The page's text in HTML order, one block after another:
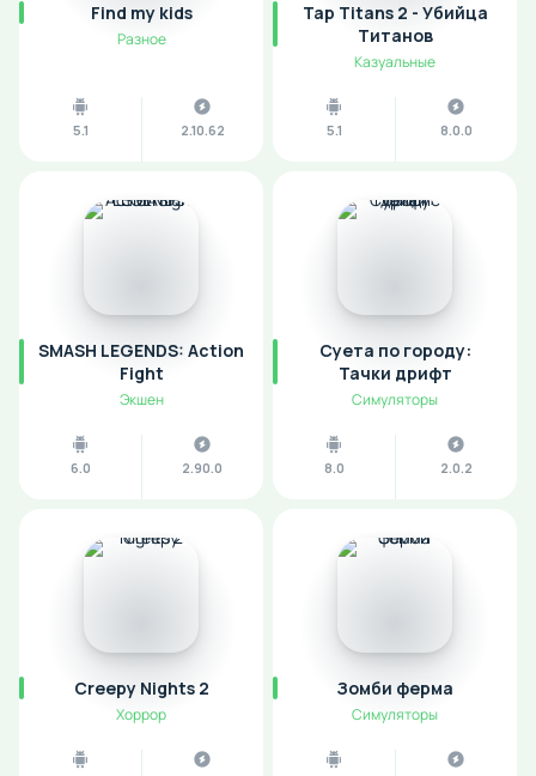
Find my kids
Разное
5.1 2.10.62
Tap Titans 2 - Убийца
Титанов
Казуальные
5.1 8.0.0
SMASH LEGENDS: Action
Fight
Экшен
6.0 2.90.0
Суета по городу:
Тачки дрифт
Симуляторы
8.0 2.0.2
Creepy Nights 2
Хоррор
Зомби ферма
Симуляторы